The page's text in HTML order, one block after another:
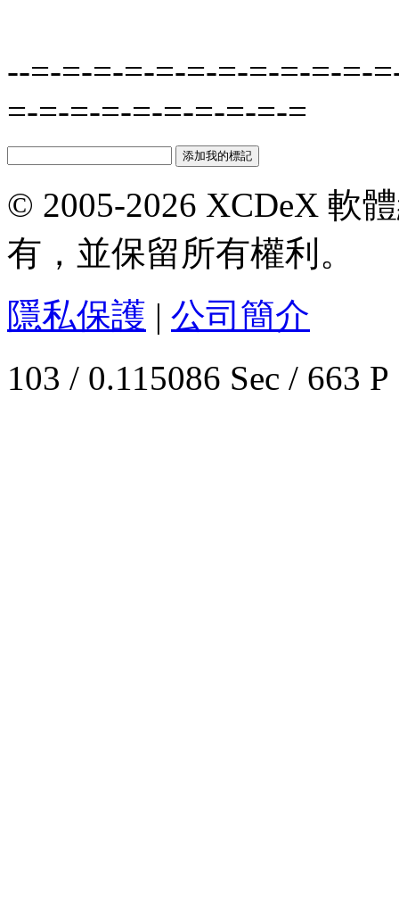
--=-=-=-=-=-=-=-=-=-=-=-
=-=-=-=-=-=-=-=-=-=
© 2005-2026 XCDeX 軟
有，並保留所有權利。
隱私保護 | 公司簡介
103 / 0.115086 Sec / 663